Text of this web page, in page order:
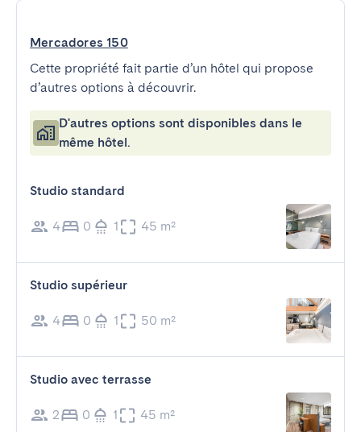
Mercadores 150
Cette propriété fait partie d’un hôtel qui propose
d’autres options à découvrir.
D'autres options sont disponibles dans le
même hôtel.
Studio standard
4 0 1 45 m²
Studio supérieur
4 0 1 50 m²
Studio avec terrasse
2 0 1 45 m²